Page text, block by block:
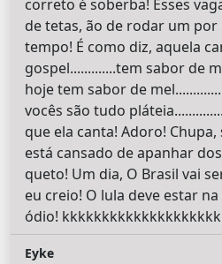
correto é soberba! Esses
de tetas, ão de rodar um
tempo! É como diz, aquela
gospel.............tem sabor de
hoje tem sabor de
vocês são tudo
que ela canta! Adoro!
está cansado de apanhar
queto! Um dia, O Brasil vai
eu creio! O lula deve estar
ódio!
Eyke